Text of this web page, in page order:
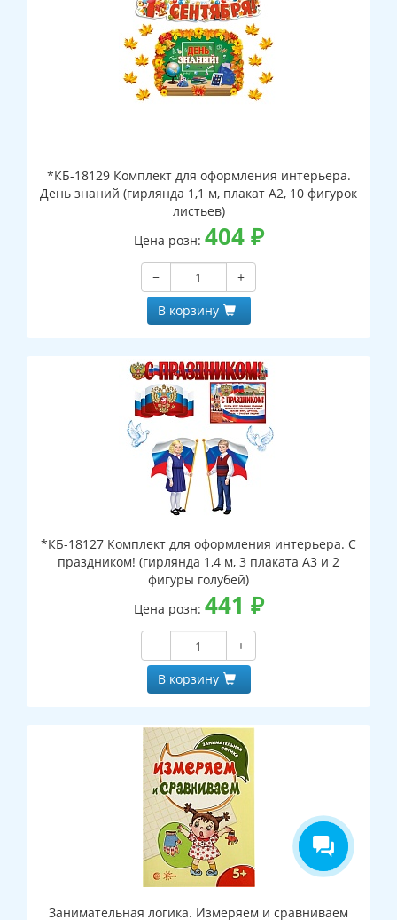
*КБ-18129 Комплект для оформления интерьера.
День знаний (гирлянда 1,1 м, плакат А2, 10 фигурок
листьев)
Цена розн: 404₽
−
+
В корзину
*КБ-18127 Комплект для оформления интерьера. С
праздником! (гирлянда 1,4 м, 3 плаката А3 и 2
фигуры голубей)
Цена розн: 441 ₽
−
+
В корзину
Занимательная логика. Измеряем и сравниваем